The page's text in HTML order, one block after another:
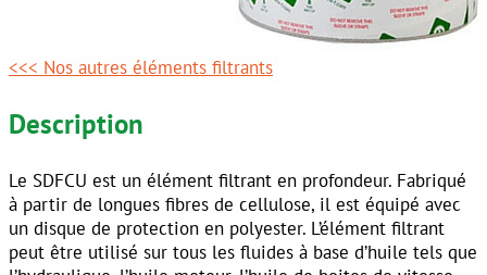
<<< Nos autres éléments filtrants
Description
Le SDFCU est un élément filtrant en profondeur. Fabriqué
à partir de longues fibres de cellulose, il est équipé avec
un disque de protection en polyester. L’élément filtrant
peut être utilisé sur tous les fluides à base d’huile tels que